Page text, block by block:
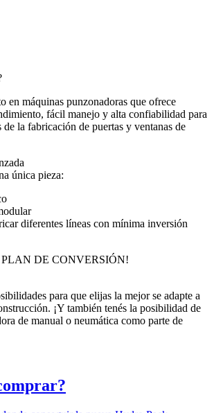
en máquinas punzonadoras que ofrece
fácil manejo y alta confiabilidad para
de la fabricación de puertas y ventanas de
única pieza:
diferentes líneas con mínima inversión
DE CONVERSIÓN!
para que elijas la mejor se adapte a
¡Y también tenés la posibilidad de
de manual o neumática como parte de